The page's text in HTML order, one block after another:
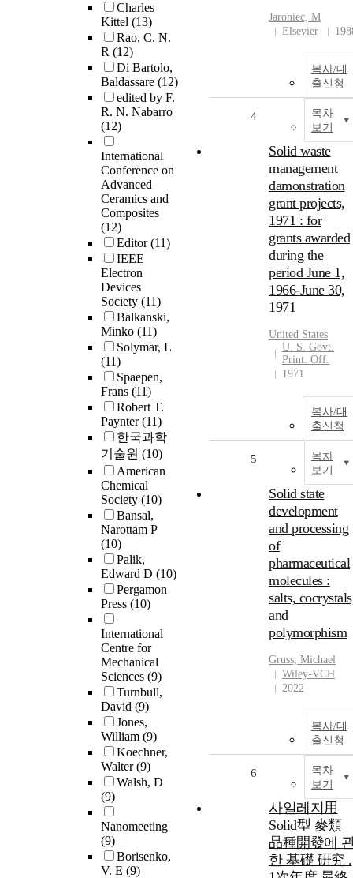
Charles
Kittel (13)
Rao, C. N.
R (12)
Di Bartolo,
Baldassare (12)
edited by F.
R. N. Nabarro
(12)
International
Conference on
Advanced
Ceramics and
Composites
(12)
Editor(11)
IEEE
Electron
Devices
Society (11)
Balkanski,
Minko (11)
Solymar, L
(11)
Spaepen,
Frans (11)
Robert T.
Paynter(11)
한국과학
기술원 (10)
American
Chemical
Society (10)
Bansal,
Narottam P
(10)
Palik,
Edward D (10)
Pergamon
Press (10)
International
Centre for
Mechanical
Sciences (9)
Turnbull,
David (9)
Jones,
William (9)
Koechner,
Walter(9)
Walsh, D
(9)
Nanomeeting
(9)
Borisenko,
V. E (9)
Jaroniec, M
Elsevier
복사/대
출신청
목차
보기
4
Solid waste
management
damonstration
grant projects,
1971 : for
grants awarded
during the
period June 1,
1966-June 30,
1971
United States
U. S. Govt.
Print. Off.
1971
복사/대
출신청
목차
보기
5
Solid state
development
and processing
of
pharmaceutical
molecules :
salts,
and
polymorphism
Gruss, Michael
Wiley-VCH
2022
복사/대
출신청
목차
보기
6
사일레지用
Solid型 麥類
品種開發에
한 基礎 硏究 .